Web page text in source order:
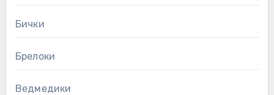
Бички
Брелоки
Ведмедики